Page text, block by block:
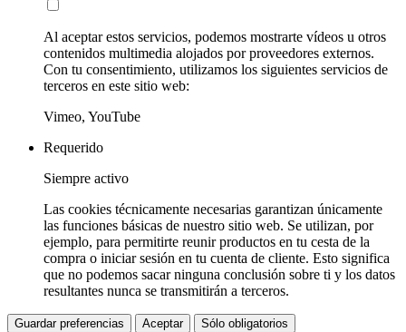
Al aceptar estos servicios, podemos mostrarte vídeos u otros
contenidos multimedia alojados por proveedores externos.
Con tu consentimiento, utilizamos los siguientes servicios de
terceros en este sitio web:
Vimeo, YouTube
Requerido
Siempre activo
Las cookies técnicamente necesarias garantizan únicamente
las funciones básicas de nuestro sitio web. Se utilizan, por
ejemplo, para permitirte reunir productos en tu cesta de la
compra o iniciar sesión en tu cuenta de cliente. Esto significa
que no podemos sacar ninguna conclusión sobre ti y los datos
resultantes nunca se transmitirán a terceros.
Guardar preferencias Aceptar Sólo obligatorios